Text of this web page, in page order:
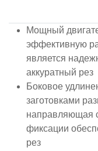
Мощный
эффективную
является
аккуратный рез
Боковое
заготовками
направляющая
фиксации
рез